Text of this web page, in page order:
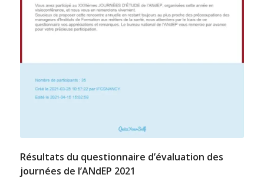
Résultats du questionnaire d’évaluation des
journées de l’ANdEP 2021